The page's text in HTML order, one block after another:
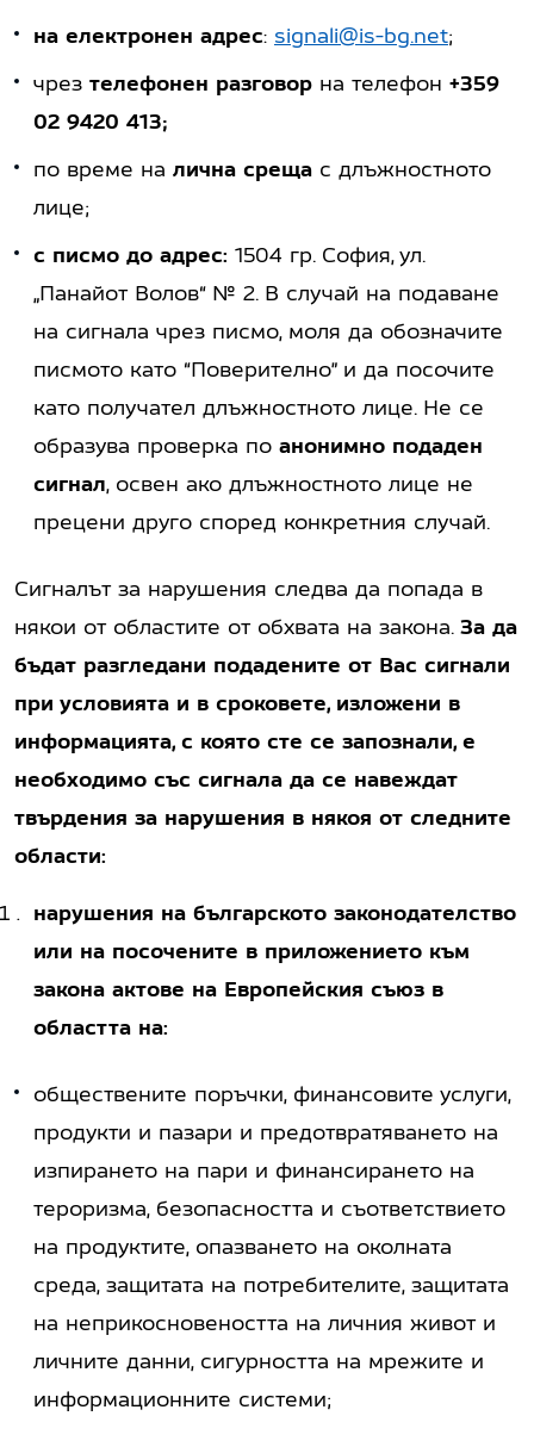
на електронен адрес: signali@is-bg.net;
чрез телефонен разговор на телефон +359
02 9420 413;
по време на лична среща с длъжностното
лице;
с писмо до адрес: 1504 гр. София, ул.
„Панайот Волов“ № 2. В случай на подаване
на сигнала чрез писмо, моля да обозначите
писмото като “Поверително” и да посочите
като получател длъжностното лице. Не се
образува проверка по анонимно подаден
сигнал, освен ако длъжностното лице не
прецени друго според конкретния случай.
Сигналът за нарушения следва да попада в
някои от областите от обхвата на закона. За да
бъдат разгледани подадените от Вас сигнали
при условията и в сроковете, изложени в
информацията, с която сте се запознали, е
необходимо със сигнала да се навеждат
твърдения за нарушения в някоя от следните
области:
нарушения на българското законодателство
или на посочените в приложението към
закона актове на Европейския съюз в
областта на:
обществените поръчки, финансовите услуги,
продукти и пазари и предотвратяването на
изпирането на пари и финансирането на
тероризма, безопасността и съответствието
на продуктите, опазването на околната
среда, защитата на потребителите, защитата
на неприкосновеността на личния живот и
личните данни, сигурността на мрежите и
информационните системи;